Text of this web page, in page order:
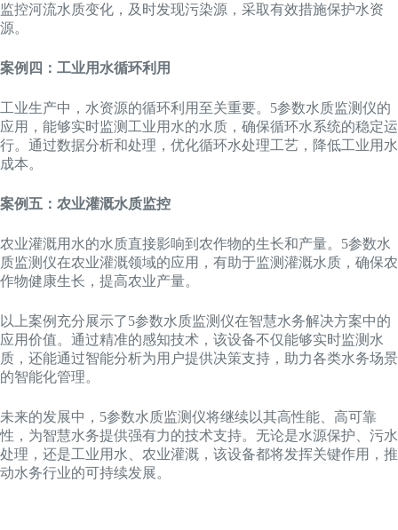
监控河流水质变化，及时发现污染源，采取有效措施保护水资
源。
案例四：工业用水循环利用
工业生产中，水资源的循环利用至关重要。5参数水质监测仪的
应用，能够实时监测工业用水的水质，确保循环水系统的稳定运
行。通过数据分析和处理，优化循环水处理工艺，降低工业用水
成本。
案例五：农业灌溉水质监控
农业灌溉用水的水质直接影响到农作物的生长和产量。5参数水
质监测仪在农业灌溉领域的应用，有助于监测灌溉水质，确保农
作物健康生长，提高农业产量。
以上案例充分展示了5参数水质监测仪在智慧水务解决方案中的
应用价值。通过精准的感知技术，该设备不仅能够实时监测水
质，还能通过智能分析为用户提供决策支持，助力各类水务场景
的智能化管理。
未来的发展中，5参数水质监测仪将继续以其高性能、高可靠
性，为智慧水务提供强有力的技术支持。无论是水源保护、污水
处理，还是工业用水、农业灌溉，该设备都将发挥关键作用，推
动水务行业的可持续发展。